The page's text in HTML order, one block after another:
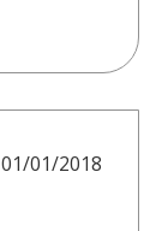
01/01/2018